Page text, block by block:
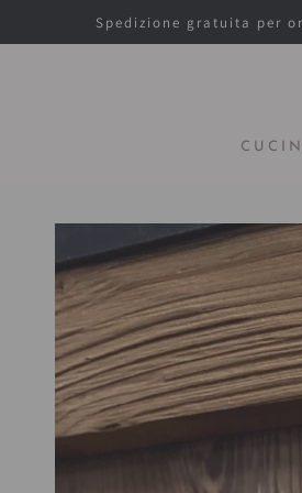
PASSA AL
CONTENUTOSpedizione gratuita per
PASSA ALLE
INFORMAZIONE
SUL PRODOTTO